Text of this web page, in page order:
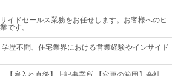
イドセールス業務をお任せします。お客様へのヒ
です。
歴不問、住宅業界における営業経験やインサイド